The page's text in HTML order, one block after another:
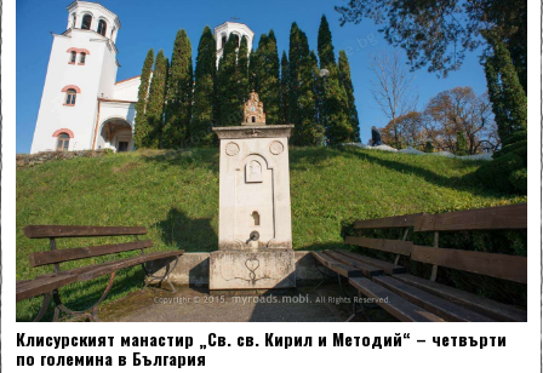
Клисурският манастир „Св. св. Кирил и Методий“ – четвърти
по големина в България